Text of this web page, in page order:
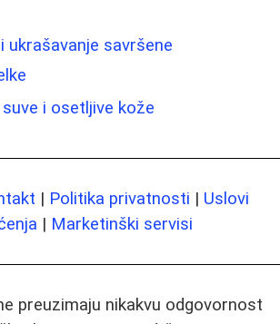
ukrašavanje savršene
i osetljive kože
| Politika privatnosti | Uslovi
| Marketinški servisi
preuzimaju nikakvu odgovornost